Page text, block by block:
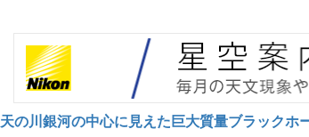
天の川銀河の中心に見えた巨大質量ブラックホ